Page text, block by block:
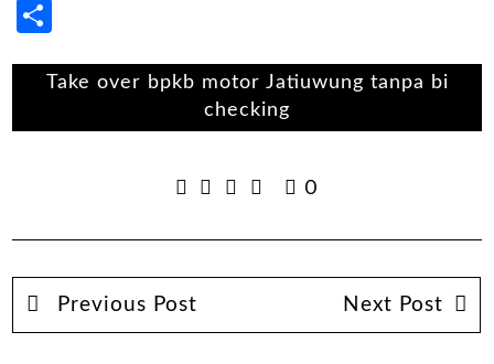
Take over bpkb motor Jatiuwung tanpa bi
checking
0
Previous Post Next Post